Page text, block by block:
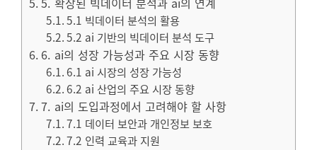
5.1 빅데이터 분석의 활용
5.2 ai 기반의 빅데이터 분석 도구
6. ai의 성장 가능성과 주요 시장 동향
6.1 ai 시장의 성장 가능성
6.2 ai 산업의 주요 시장 동향
7. ai의 도입과정에서 고려해야 할 사항
7.1 데이터 보안과 개인정보 보호
7.2 인력 교육과 지원